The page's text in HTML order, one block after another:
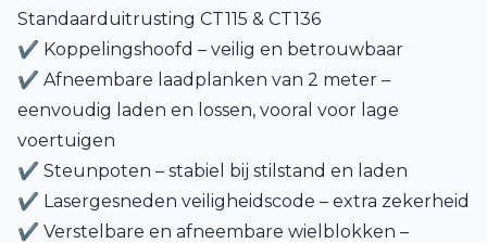
Standaarduitrusting CT115 & CT136
✔ Koppelingshoofd – veilig en betrouwbaar
✔ Afneembare laadplanken van 2 meter –
eenvoudig laden en lossen, vooral voor lage
voertuigen
✔ Steunpoten – stabiel bij stilstand en laden
✔ Lasergesneden veiligheidscode – extra zekerheid
✔ Verstelbare en afneembare wielblokken –